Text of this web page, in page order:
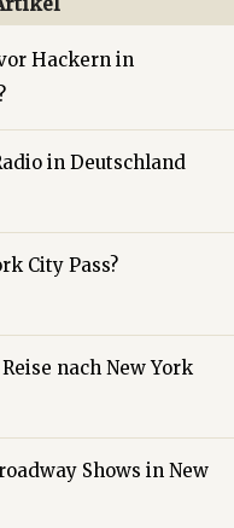
Hackern in
in Deutschland
City Pass?
nach New York
Shows in New